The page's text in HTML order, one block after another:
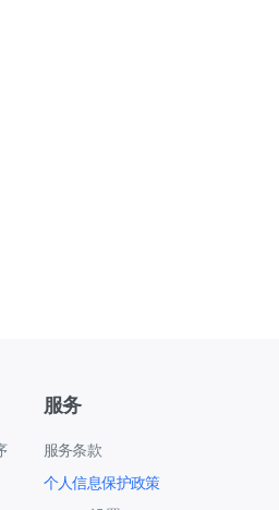
服务
服务条款
个人信息保护政策